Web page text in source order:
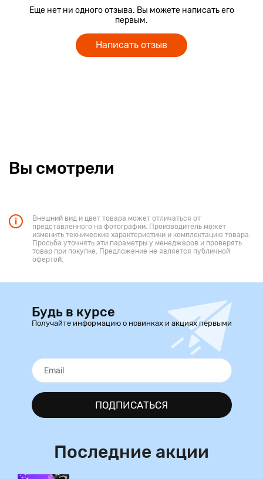
Еще нет ни одного отзыва. Вы можете написать его
первым.
Написать отзыв
Вы смотрели
Внешний вид и цвет товара может отличаться от
представленного на фотографии. Производитель может
изменить технические характеристики и комплектацию товара.
Просьба уточнять эти параметры у менеджеров и проверять
товар при покупке. Предложение не является публичной
офертой.
Будь в курсе
Получайте информацию о новинках и акциях первыми
ПОДПИСАТЬСЯ
Последние акции